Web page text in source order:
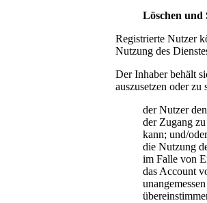
Löschen und
Registrierte Nutzer
Nutzung des
Der Inhaber behält
auszusetzen oder
der Nutzer
der Zugang
kann; und/
die Nutzung
im Falle von
das Account